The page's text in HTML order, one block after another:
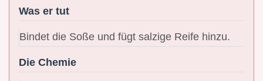
Was er tut
Bindet die Soße und fügt salzige Reife hinzu.
Die Chemie